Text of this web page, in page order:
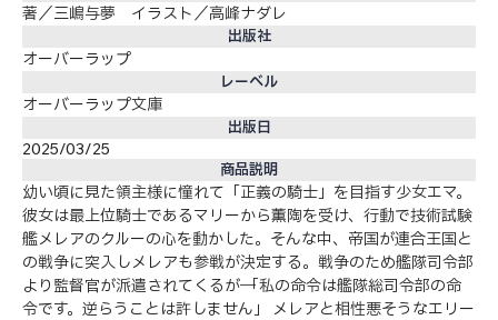
著／三嶋与夢 イラスト／高峰ナダレ
出版社
オーバーラップ
レーベル
オーバーラップ文庫
出版日
2025/03/25
商品説明
幼い頃に見た領主様に憧れて「正義の騎士」を目指す少女エマ。
彼女は最上位騎士であるマリーから薫陶を受け、行動で技術試験
艦メレアのクルーの心を動かした。そんな中、帝国が連合王国と
の戦争に突入しメレアも参戦が決定する。戦争のため艦隊司令部
より監督官が派遣されてくるが── 「私の命令は艦隊総司令部の命
令です。逆らうことは許しません」 メレアと相性悪そうなエリー